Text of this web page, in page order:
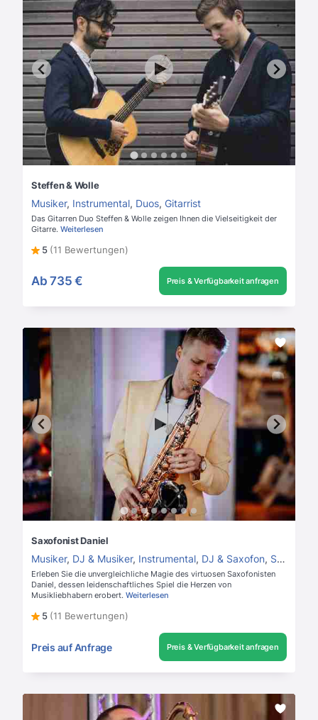
Steffen & Wolle
Musiker, Instrumental, Duos, Gitarrist
Das Gitarren Duo Steffen & Wolle zeigen Ihnen die Vielseitigkeit der
Gitarre. Weiterlesen
5 (11 Bewertungen)
Ab 735 € Preis & Verfügbarkeit anfragen
Saxofonist Daniel
Musiker, DJ & Musiker, Instrumental, DJ & Saxofon, Saxofonist
Erleben Sie die unvergleichliche Magie des virtuosen Saxofonisten
Daniel, dessen leidenschaftliches Spiel die Herzen von
Musikliebhabern erobert. Weiterlesen
5 (11 Bewertungen)
Preis auf Anfrage Preis & Verfügbarkeit anfragen